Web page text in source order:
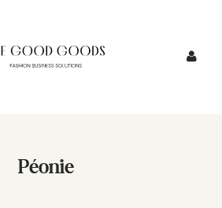
Péonie